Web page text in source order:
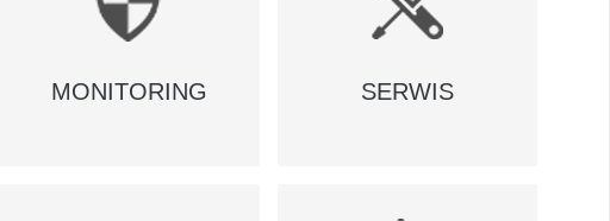
MONITORING SERWIS